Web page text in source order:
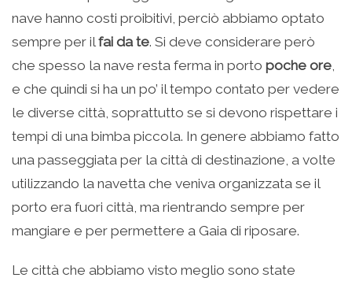
nave hanno costi proibitivi, perciò abbiamo optato
sempre per ilfai da te. Si deve considerare però
che spesso la nave resta ferma in porto poche ore,
e che quindi si ha un po’ il tempo contato per vedere
le diverse città, soprattutto se si devono rispettare i
tempi di una bimba piccola. In genere abbiamo fatto
una passeggiata per la città di destinazione, a volte
utilizzando la navetta che veniva organizzata se il
porto era fuori città, ma rientrando sempre per
mangiare e per permettere a Gaia di riposare.
Le città che abbiamo visto meglio sono state